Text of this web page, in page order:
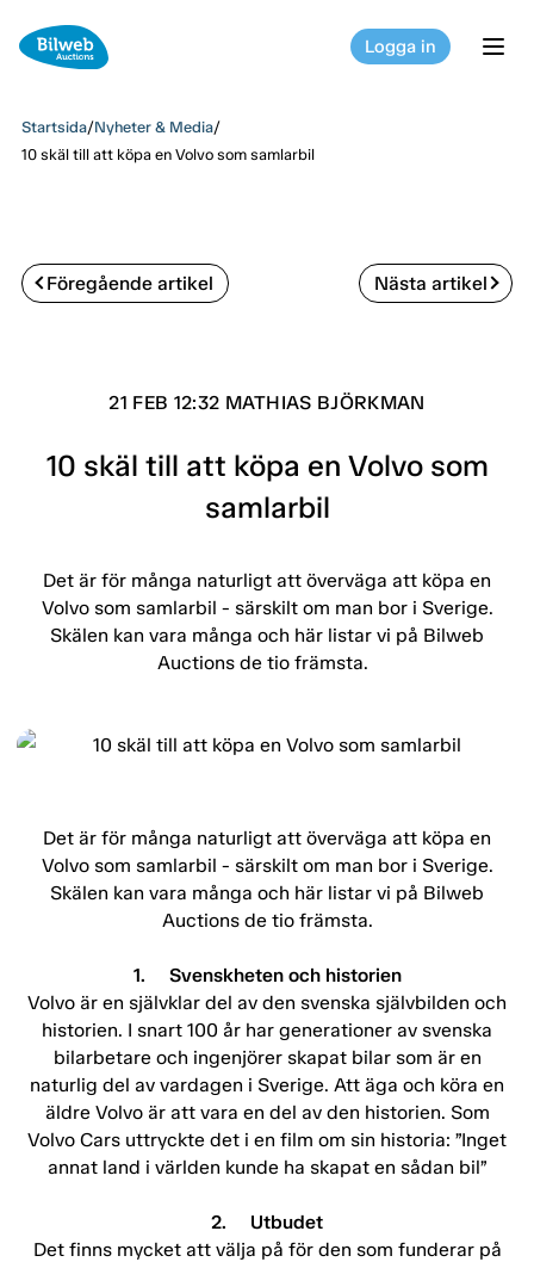
Logga in
Startsida/Nyheter & Media/
10 skäl till att köpa en Volvo som samlarbil
Föregående artikel Nästa artikel
21 FEB 12:32 MATHIAS BJÖRKMAN
10 skäl till att köpa en Volvo som
samlarbil
Det är för många naturligt att överväga att köpa en
Volvo som samlarbil - särskilt om man bor i Sverige.
Skälen kan vara många och här listar vi på Bilweb
Auctions de tio främsta.
Det är för många naturligt att överväga att köpa en
Volvo som samlarbil - särskilt om man bor i Sverige.
Skälen kan vara många och här listar vi på Bilweb
Auctions de tio främsta.
1. Svenskheten och historien
Volvo är en självklar del av den svenska självbilden och
historien. I snart 100 år har generationer av svenska
bilarbetare och ingenjörer skapat bilar som är en
naturlig del av vardagen i Sverige. Att äga och köra en
äldre Volvo är att vara en del av den historien. Som
Volvo Cars uttryckte det i en film om sin historia: ”Inget
annat land i världen kunde ha skapat en sådan bil”
2. Utbudet
Det finns mycket att välja på för den som funderar på